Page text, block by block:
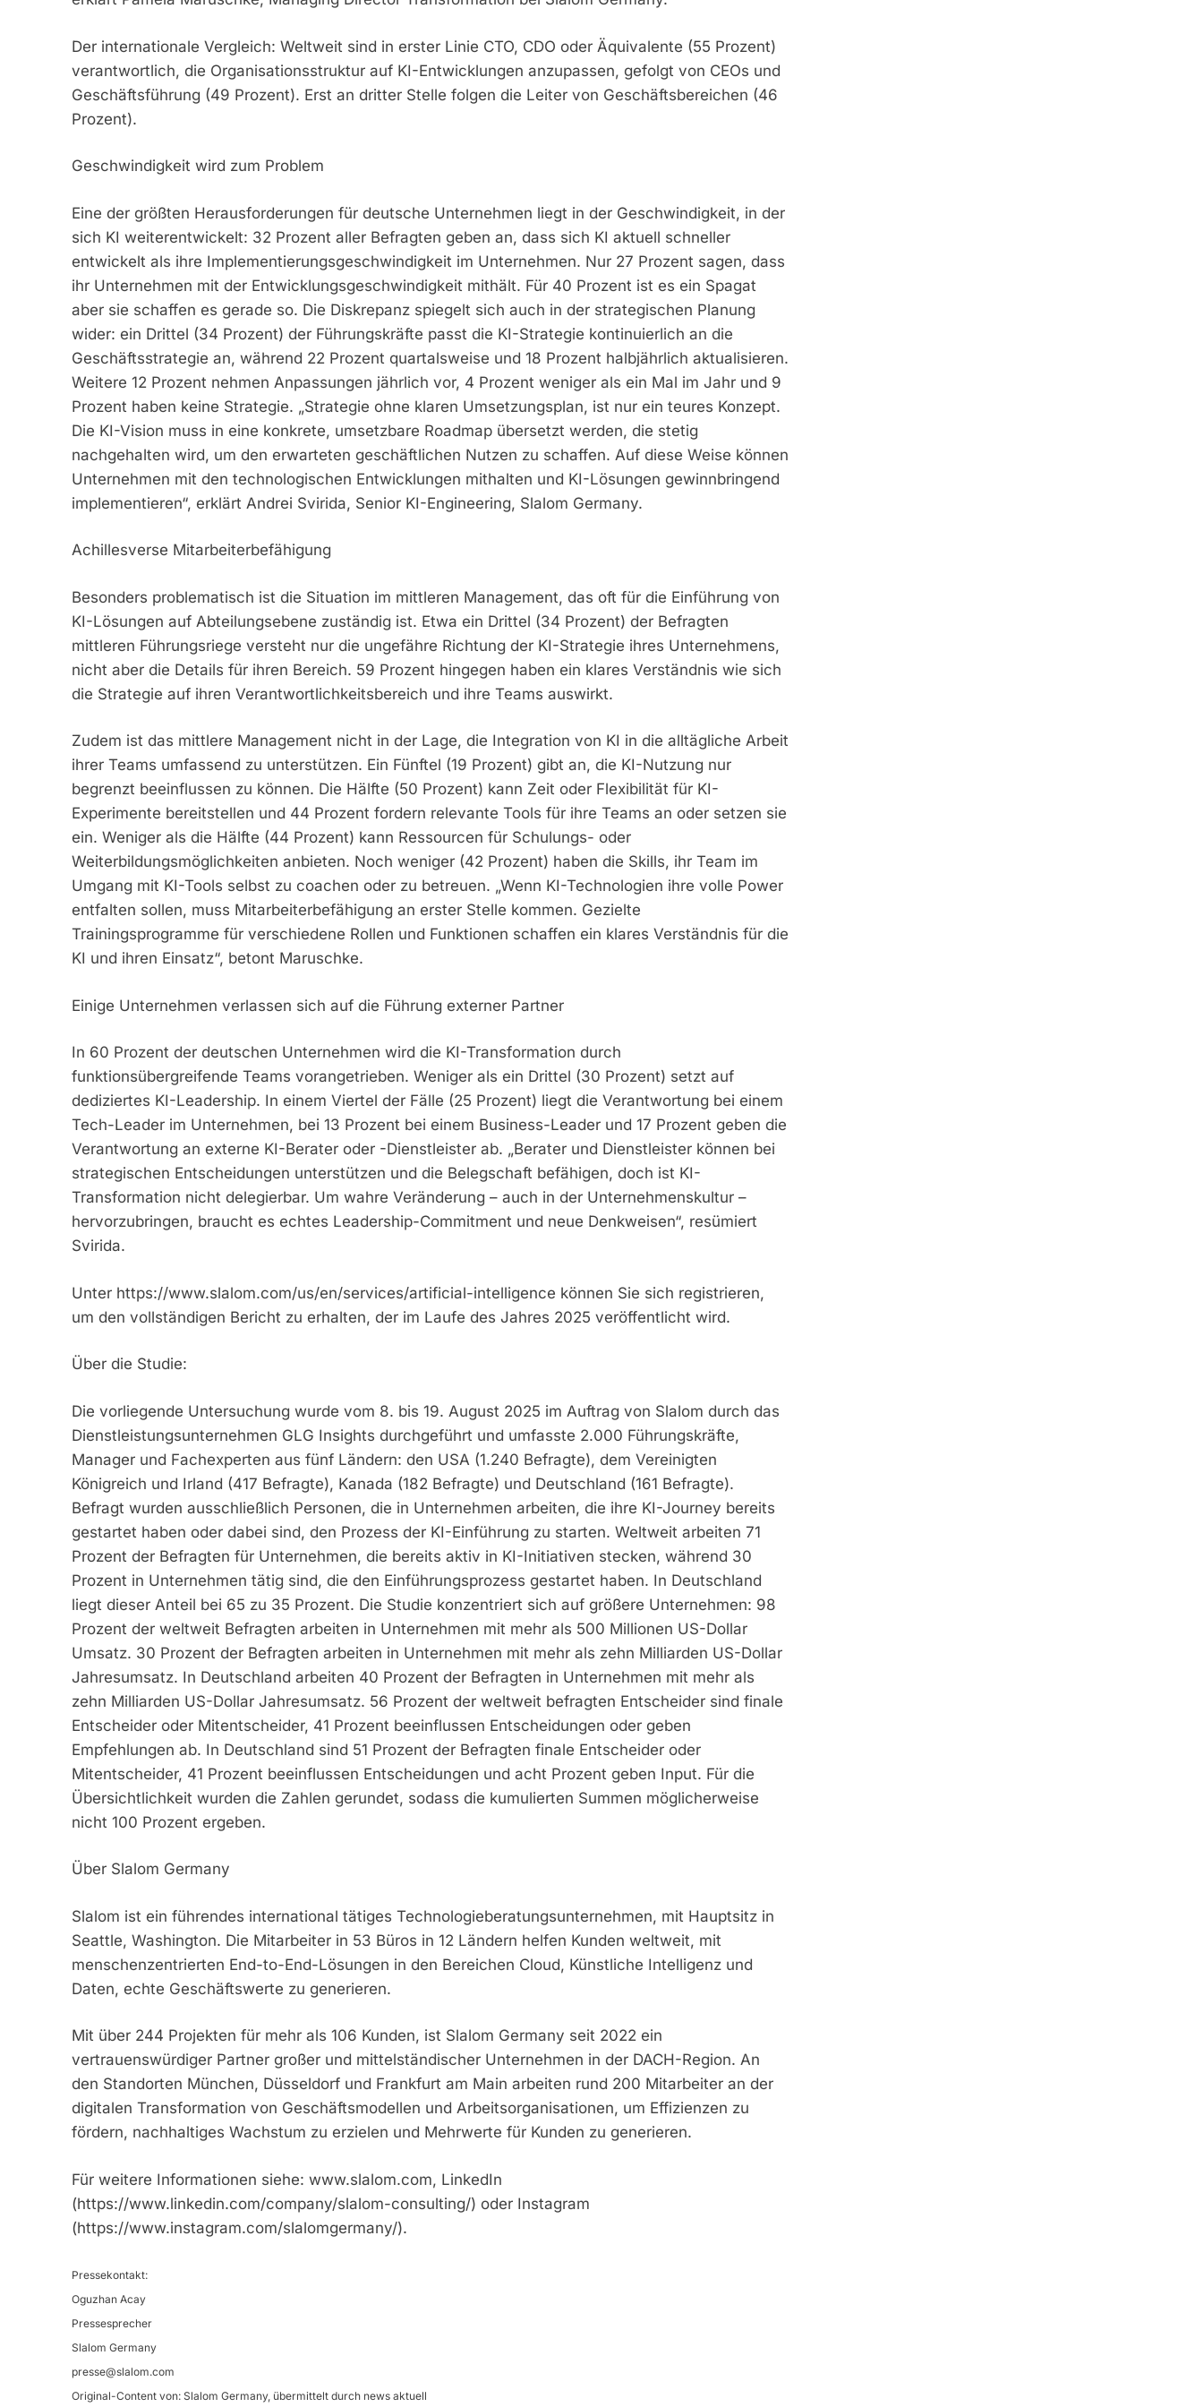
Der internationale Vergleich: Weltweit sind in erster Linie CTO, CDO oder Äquivalente (55 Prozent)
verantwortlich, die Organisationsstruktur auf KI-Entwicklungen anzupassen, gefolgt von CEOs und
Geschäftsführung (49 Prozent). Erst an dritter Stelle folgen die Leiter von Geschäftsbereichen (46
Prozent).
Geschwindigkeit wird zum Problem
Eine der größten Herausforderungen für deutsche Unternehmen liegt in der Geschwindigkeit, in der
sich KI weiterentwickelt: 32 Prozent aller Befragten geben an, dass sich KI aktuell schneller
entwickelt als ihre Implementierungsgeschwindigkeit im Unternehmen. Nur 27 Prozent sagen, dass
ihr Unternehmen mit der Entwicklungsgeschwindigkeit mithält. Für 40 Prozent ist es ein Spagat
aber sie schaffen es gerade so. Die Diskrepanz spiegelt sich auch in der strategischen Planung
wider: ein Drittel (34 Prozent) der Führungskräfte passt die KI-Strategie kontinuierlich an die
Geschäftsstrategie an, während 22 Prozent quartalsweise und 18 Prozent halbjährlich aktualisieren.
Weitere 12 Prozent nehmen Anpassungen jährlich vor, 4 Prozent weniger als ein Mal im Jahr und 9
Prozent haben keine Strategie. „Strategie ohne klaren Umsetzungsplan, ist nur ein teures Konzept.
Die KI-Vision muss in eine konkrete, umsetzbare Roadmap übersetzt werden, die stetig
nachgehalten wird, um den erwarteten geschäftlichen Nutzen zu schaffen. Auf diese Weise können
Unternehmen mit den technologischen Entwicklungen mithalten und KI-Lösungen gewinnbringend
implementieren“, erklärt Andrei Svirida, Senior KI-Engineering, Slalom Germany.
Achillesverse Mitarbeiterbefähigung
Besonders problematisch ist die Situation im mittleren Management, das oft für die Einführung von
KI-Lösungen auf Abteilungsebene zuständig ist. Etwa ein Drittel (34 Prozent) der Befragten
mittleren Führungsriege versteht nur die ungefähre Richtung der KI-Strategie ihres Unternehmens,
nicht aber die Details für ihren Bereich. 59 Prozent hingegen haben ein klares Verständnis wie sich
die Strategie auf ihren Verantwortlichkeitsbereich und ihre Teams auswirkt.
Zudem ist das mittlere Management nicht in der Lage, die Integration von KI in die alltägliche Arbeit
ihrer Teams umfassend zu unterstützen. Ein Fünftel (19 Prozent) gibt an, die KI-Nutzung nur
begrenzt beeinflussen zu können. Die Hälfte (50 Prozent) kann Zeit oder Flexibilität für KI-
Experimente bereitstellen und 44 Prozent fordern relevante Tools für ihre Teams an oder setzen sie
ein. Weniger als die Hälfte (44 Prozent) kann Ressourcen für Schulungs- oder
Weiterbildungsmöglichkeiten anbieten. Noch weniger (42 Prozent) haben die Skills, ihr Team im
Umgang mit KI-Tools selbst zu coachen oder zu betreuen. „Wenn KI-Technologien ihre volle Power
entfalten sollen, muss Mitarbeiterbefähigung an erster Stelle kommen. Gezielte
Trainingsprogramme für verschiedene Rollen und Funktionen schaffen ein klares Verständnis für die
KI und ihren Einsatz“, betont Maruschke.
Einige Unternehmen verlassen sich auf die Führung externer Partner
In 60 Prozent der deutschen Unternehmen wird die KI-Transformation durch
funktionsübergreifende Teams vorangetrieben. Weniger als ein Drittel (30 Prozent) setzt auf
dediziertes KI-Leadership. In einem Viertel der Fälle (25 Prozent) liegt die Verantwortung bei einem
Tech-Leader im Unternehmen, bei 13 Prozent bei einem Business-Leader und 17 Prozent geben die
Verantwortung an externe KI-Berater oder -Dienstleister ab. „Berater und Dienstleister können bei
strategischen Entscheidungen unterstützen und die Belegschaft befähigen, doch ist KI-
Transformation nicht delegierbar. Um wahre Veränderung – auch in der Unternehmenskultur –
hervorzubringen, braucht es echtes Leadership-Commitment und neue Denkweisen“, resümiert
Svirida.
Unter https://www.slalom.com/us/en/services/artificial-intelligence können Sie sich registrieren,
um den vollständigen Bericht zu erhalten, der im Laufe des Jahres 2025 veröffentlicht wird.
Über die Studie:
Die vorliegende Untersuchung wurde vom 8. bis 19. August 2025 im Auftrag von Slalom durch das
Dienstleistungsunternehmen GLG Insights durchgeführt und umfasste 2.000 Führungskräfte,
Manager und Fachexperten aus fünf Ländern: den USA (1.240 Befragte), dem Vereinigten
Königreich und Irland (417 Befragte), Kanada (182 Befragte) und Deutschland (161 Befragte).
Befragt wurden ausschließlich Personen, die in Unternehmen arbeiten, die ihre KI-Journey bereits
gestartet haben oder dabei sind, den Prozess der KI-Einführung zu starten. Weltweit arbeiten 71
Prozent der Befragten für Unternehmen, die bereits aktiv in KI-Initiativen stecken, während 30
Prozent in Unternehmen tätig sind, die den Einführungsprozess gestartet haben. In Deutschland
liegt dieser Anteil bei 65 zu 35 Prozent. Die Studie konzentriert sich auf größere Unternehmen: 98
Prozent der weltweit Befragten arbeiten in Unternehmen mit mehr als 500 Millionen US-Dollar
Umsatz. 30 Prozent der Befragten arbeiten in Unternehmen mit mehr als zehn Milliarden US-Dollar
Jahresumsatz. In Deutschland arbeiten 40 Prozent der Befragten in Unternehmen mit mehr als
zehn Milliarden US-Dollar Jahresumsatz. 56 Prozent der weltweit befragten Entscheider sind finale
Entscheider oder Mitentscheider, 41 Prozent beeinflussen Entscheidungen oder geben
Empfehlungen ab. In Deutschland sind 51 Prozent der Befragten finale Entscheider oder
Mitentscheider, 41 Prozent beeinflussen Entscheidungen und acht Prozent geben Input. Für die
Übersichtlichkeit wurden die Zahlen gerundet, sodass die kumulierten Summen möglicherweise
nicht 100 Prozent ergeben.
Über Slalom Germany
Slalom ist ein führendes international tätiges Technologieberatungsunternehmen, mit Hauptsitz in
Seattle, Washington. Die Mitarbeiter in 53 Büros in 12 Ländern helfen Kunden weltweit, mit
menschenzentrierten End-to-End-Lösungen in den Bereichen Cloud, Künstliche Intelligenz und
Daten, echte Geschäftswerte zu generieren.
Mit über 244 Projekten für mehr als 106 Kunden, ist Slalom Germany seit 2022 ein
vertrauenswürdiger Partner großer und mittelständischer Unternehmen in der DACH-Region. An
den Standorten München, Düsseldorf und Frankfurt am Main arbeiten rund 200 Mitarbeiter an der
digitalen Transformation von Geschäftsmodellen und Arbeitsorganisationen, um Effizienzen zu
fördern, nachhaltiges Wachstum zu erzielen und Mehrwerte für Kunden zu generieren.
Für weitere Informationen siehe: www.slalom.com, LinkedIn
(https://www.linkedin.com/company/slalom-consulting/) oder Instagram
(https://www.instagram.com/slalomgermany/).
Pressekontakt:
Oguzhan Acay
Pressesprecher
Slalom Germany
presse@slalom.com
Original-Content von: Slalom Germany, übermittelt durch news aktuell